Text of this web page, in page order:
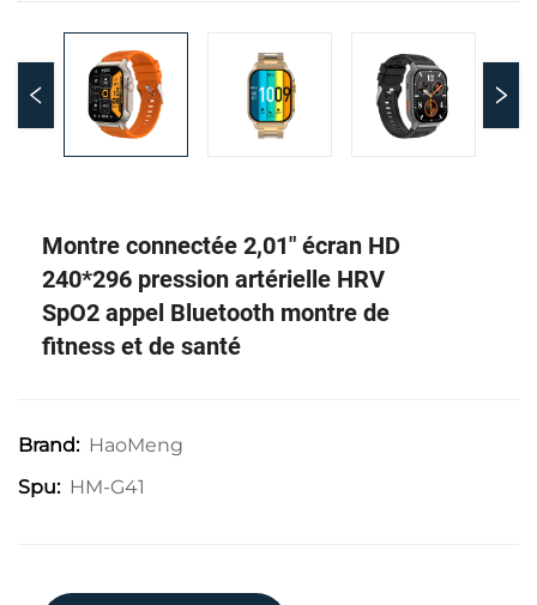
Montre connectée 2,01" écran HD
240*296 pression artérielle HRV
SpO2 appel Bluetooth montre de
fitness et de santé
Brand: HaoMeng
Spu: HM-G41